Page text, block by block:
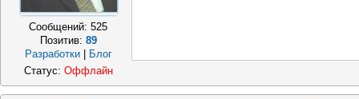
Сообщений:525
Позитив: 89
Разработки
Блог
Статус: Оффлайн